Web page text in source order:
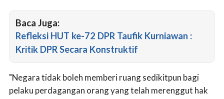
Baca Juga:
Refleksi HUT ke-72 DPR Taufik Kurniawan :
Kritik DPR Secara Konstruktif
"Negara tidak boleh memberi ruang sedikitpun bagi
pelaku perdagangan orang yang telah merenggut hak